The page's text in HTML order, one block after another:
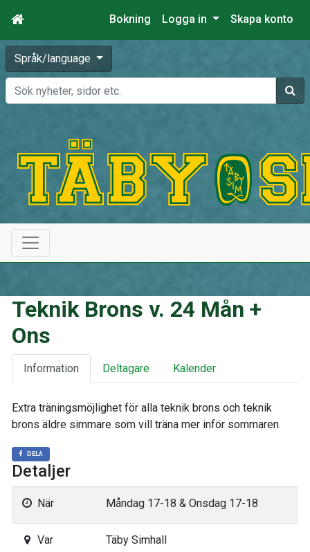
Bokning Logga in Skapa konto
Språk/language
Sök
Teknik Brons v. 24 Mån +
Ons
Information Deltagare Kalender
Extra träningsmöjlighet för alla teknik brons och teknik
brons äldre simmare som vill träna mer inför sommaren.
DELA
Detaljer
När Måndag 17-18 & Onsdag 17-18
Var Täby Simhall